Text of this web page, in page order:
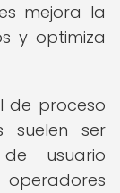
mejora la
y optimiza
de proceso
suelen ser
usuario